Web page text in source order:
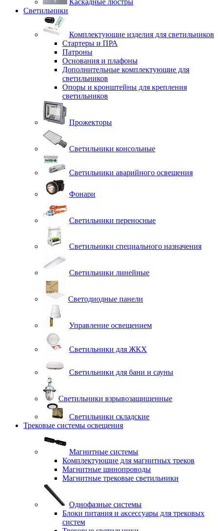
Каскадные люстры
Светильники
Комплектующие изделия для светильников
Стартеры и ПРА
Патроны
Основания и плафоны
Дополнительные комплектующие для
светильников
Опоры и кронштейны для крепления
светильников
Прожекторы
Светильники консольные
Светильники аварийного освещения
Фонари
Светильники переносные
Светильники специального назначения
Светильники линейные
Светодиодные панели
Управление освещением
Светильники для ЖКХ
Светильники для бани и сауны
Светильники взрывозащищенные
Светильники складские
Трековые системы освещения
Магнитные системы
Комплектующие для магнитных треков
Магнитные шинопроводы
Магнитные трековые светильники
Однофазные системы
Блоки питания и аксессуары для трековых
систем